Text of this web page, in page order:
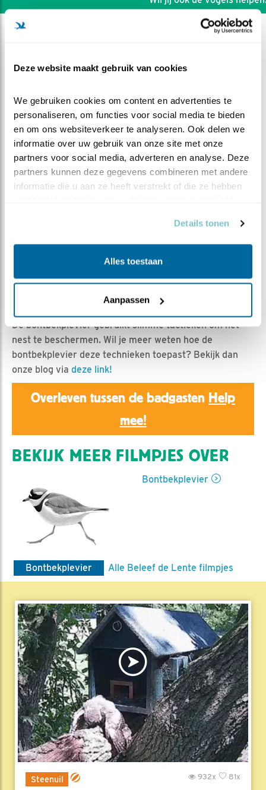
Deze website maakt gebruik van cookies
We gebruiken cookies om content en advertenties te
personaliseren, om functies voor social media te bieden
en om ons websiteverkeer te analyseren. Ook delen we
informatie over uw gebruik van onze site met onze
partners voor social media, adverteren en analyse. Deze
partners kunnen deze gegevens combineren met andere
informatie die u aan ze heeft verstrekt of die ze hebben
Details tonen
Alles toestaan
Aanpassen
Slimme
verdedigingstechnieken
Bewaar dit filmpje|
122x
De bontbekplevier gebruikt slimme tactieken om het
nest te beschermen. Wil je meer weten hoe de
bontbekplevier deze technieken toepast? Bekijk dan
onze blog via deze link!
Overleven tussen de badgasten Help
mee!
BEKIJK MEER FILMPJES OVER
Bontbekplevier
Bontbekplevier Alle Beleef de Lente filmpjes
Steenuil 81x
932x